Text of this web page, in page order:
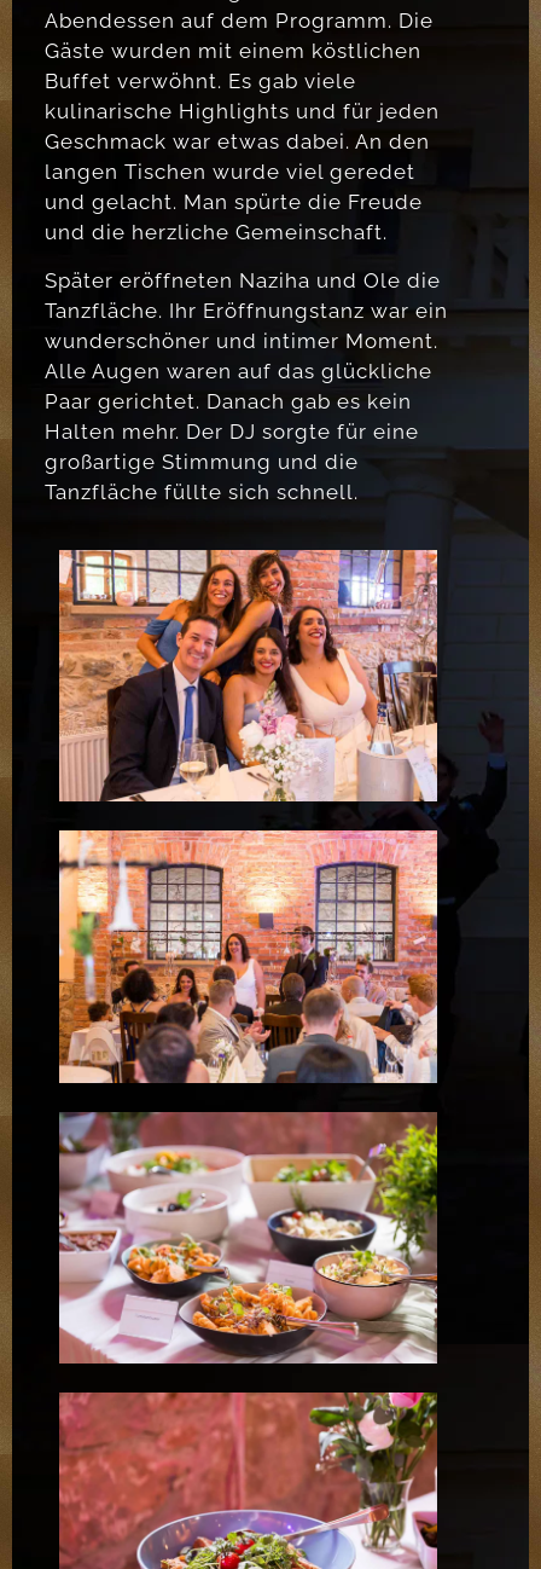
Abendessen auf dem Programm. Die
Gäste wurden mit einem köstlichen
Buffet verwöhnt. Es gab viele
kulinarische Highlights und für jeden
Geschmack war etwas dabei. An den
langen Tischen wurde viel geredet
und gelacht. Man spürte die Freude
und die herzliche Gemeinschaft.
Später eröffneten Naziha und Ole die
Tanzfläche. Ihr Eröffnungstanz war ein
wunderschöner und intimer Moment.
Alle Augen waren auf das glückliche
Paar gerichtet. Danach gab es kein
Halten mehr. Der DJ sorgte für eine
großartige Stimmung und die
Tanzfläche füllte sich schnell.